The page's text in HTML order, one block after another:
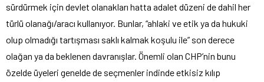
sürdürmek için devlet olanakları hatta adalet düzeni de dahil her
türlü olanağı/aracı kullanıyor. Bunlar, “ahlaki ve etik ya da hukuki
olup olmadığı tartışması saklı kalmak koşulu ile” son derece
olağan ya da beklenen davranışlar. Önemli olan CHP’nin bunu
özelde üyeleri genelde de seçmenler indinde etkisiz kılıp